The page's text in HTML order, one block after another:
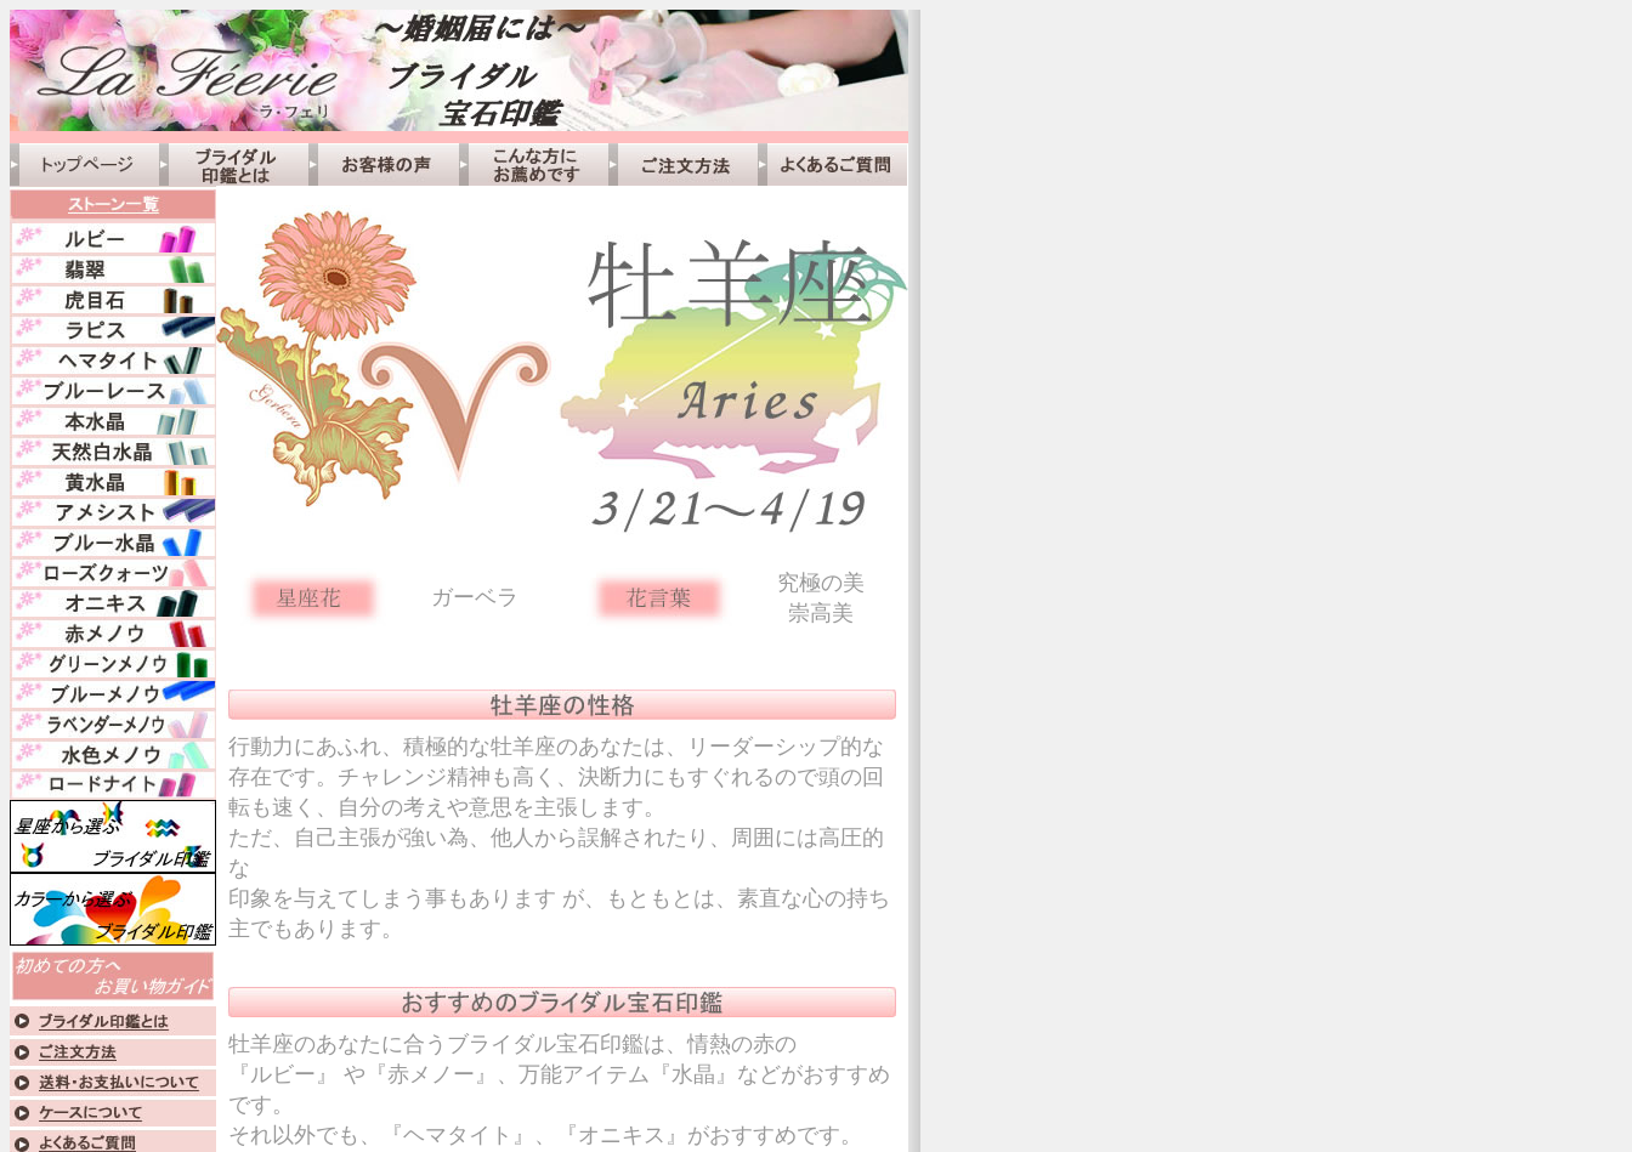
ガーベラ
究極の美
崇高美
行動力にあふれ、積極的な牡羊座のあなたは、リーダーシップ的な
存在です。チャレンジ精神も高く、決断力にもすぐれるので頭の回
転も速く、自分の考えや意思を主張します。
ただ、自己主張が強い為、他人から誤解されたり、周囲には高圧的
な
印象を与えてしまう事もあります が、もともとは、素直な心の持ち
主でもあります。
牡羊座のあなたに合うブライダル宝石印鑑は、情熱の赤の
『ルビー』 や『赤メノー』、万能アイテム『水晶』などがおすすめ
です。
それ以外でも、『ヘマタイト』、『オニキス』がおすすめです。